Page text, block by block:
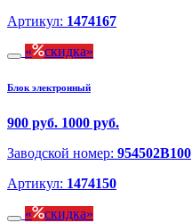
Артикул: 1474167
скидка
Блок электронный
900 руб. 1000 руб.
Заводской номер: 954502B100
Артикул: 1474150
скидка